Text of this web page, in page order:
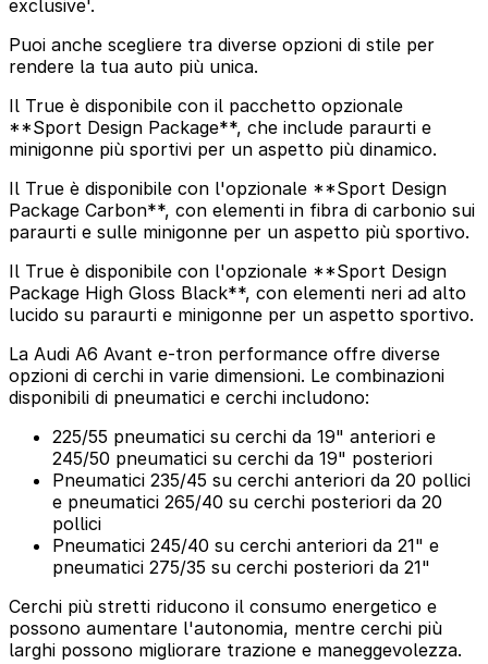
exclusive'.
Puoi anche scegliere tra diverse opzioni di stile per
rendere la tua auto più unica.
Il True è disponibile con il pacchetto opzionale
**Sport Design Package**, che include paraurti e
minigonne più sportivi per un aspetto più dinamico.
Il True è disponibile con l'opzionale **Sport Design
Package Carbon**, con elementi in fibra di carbonio sui
paraurti e sulle minigonne per un aspetto più sportivo.
Il True è disponibile con l'opzionale **Sport Design
Package High Gloss Black**, con elementi neri ad alto
lucido su paraurti e minigonne per un aspetto sportivo.
La Audi A6 Avant e-tron performance offre diverse
opzioni di cerchi in varie dimensioni. Le combinazioni
disponibili di pneumatici e cerchi includono:
225/55 pneumatici su cerchi da 19" anteriori e
245/50 pneumatici su cerchi da 19" posteriori
Pneumatici 235/45 su cerchi anteriori da 20 pollici
e pneumatici 265/40 su cerchi posteriori da 20
pollici
Pneumatici 245/40 su cerchi anteriori da 21" e
pneumatici 275/35 su cerchi posteriori da 21"
Cerchi più stretti riducono il consumo energetico e
possono aumentare l'autonomia, mentre cerchi più
larghi possono migliorare trazione e maneggevolezza.